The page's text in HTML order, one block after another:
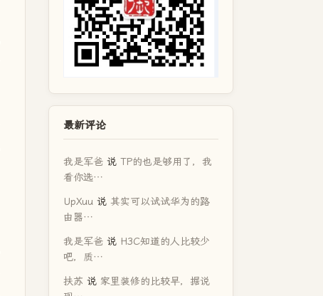
最新评论
我是军爸 说 TP的也是够用了，我
看你选…
UpXuu 说 其实可以试试华为的路
由器…
我是军爸 说 H3C知道的人比较少
吧，质…
扶苏 说 家里装修的比较早，据说